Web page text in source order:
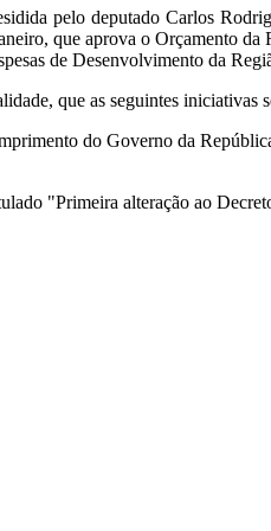
pelo deputado Carlos
que aprova o Orçamento
de Desenvolvimento da
que as seguintes
do Governo da
"Primeira alteração ao